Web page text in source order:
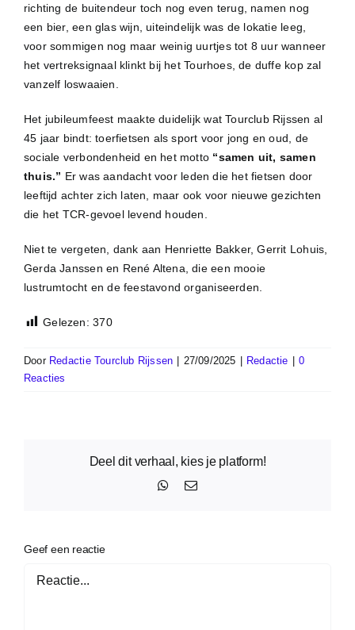
richting de buitendeur toch nog even terug, namen nog
een bier, een glas wijn, uiteindelijk was de lokatie leeg,
voor sommigen nog maar weinig uurtjes tot 8 uur wanneer
het vertreksignaal klinkt bij het Tourhoes, de duffe kop zal
vanzelf loswaaien.
Het jubileumfeest maakte duidelijk wat Tourclub Rijssen al
45 jaar bindt: toerfietsen als sport voor jong en oud, de
sociale verbondenheid en het motto “samen uit, samen
thuis.” Er was aandacht voor leden die het fietsen door
leeftijd achter zich laten, maar ook voor nieuwe gezichten
die het TCR-gevoel levend houden.
Niet te vergeten, dank aan Henriette Bakker, Gerrit Lohuis,
Gerda Janssen en René Altena, die een mooie
lustrumtocht en de feestavond organiseerden.
Gelezen: 370
Door Redactie Tourclub Rijssen | 27/09/2025 | Redactie | 0
Reacties
Deel dit verhaal, kies je platform!
WhatsApp
E-
Geef een reactie